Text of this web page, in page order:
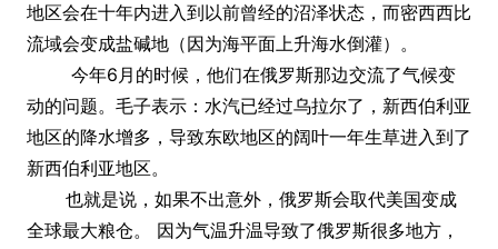
地区会在十年内进入到以前曾经的沼泽状态，而密西西比
流域会变成盐碱地（因为海平面上升海水倒灌）。
今年6月的时候，他们在俄罗斯那边交流了气候变
动的问题。毛子表示：水汽已经过乌拉尔了，新西伯利亚
地区的降水增多，导致东欧地区的阔叶一年生草进入到了
新西伯利亚地区。
也就是说，如果不出意外，俄罗斯会取代美国变成
全球最大粮仓。 因为气温升温导致了俄罗斯很多地方，